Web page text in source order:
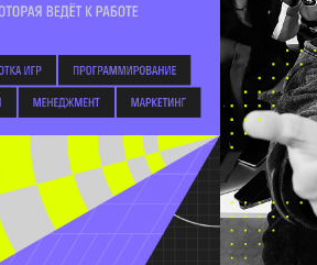
всё конкретно. Большинство
(специальности
«Менеджмент») при приёме
Оценка за обществознание в
в действующем
Соответственно, высокий
об образовании, а